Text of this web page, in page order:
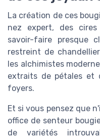
La création de ces
nez expert, des
savoir-faire presque
restreint de
les alchimistes
extraits de pétales et
foyers.
Et si vous pensez que
office de senteur
de variétés